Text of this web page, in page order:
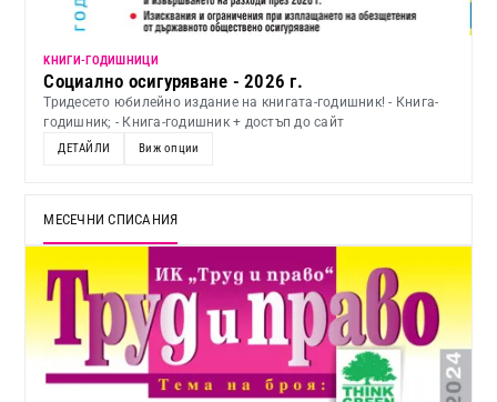
KНИГИ-ГОДИШНИЦИ
Социално осигуряване - 2026 г.
Тридесето юбилейно издание на книгата-годишник! - Книга-
годишник; - Книга-годишник + достъп до сайт
ДЕТАЙЛИ Виж опции
МЕСЕЧНИ СПИСАНИЯ